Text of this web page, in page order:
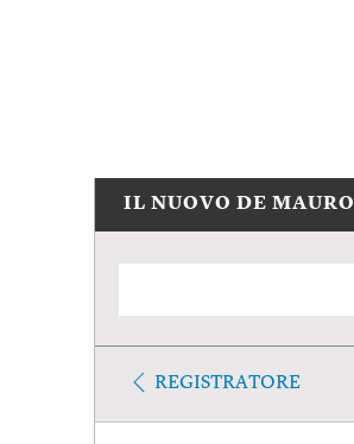
IL NUOVO DE MAURO
REGISTRATORE